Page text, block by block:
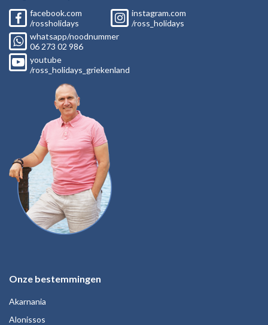
facebook.com
/rossholidays
instagram.com
/ross_holidays
whatsapp/noodnummer
06 273 02 986
youtube
/ross_holidays_griekenland
Onze bestemmingen
Akarnania
Alonissos